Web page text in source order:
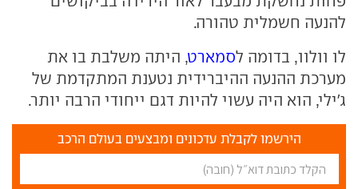
להנעה חשמלית טהורה.
לו וולוו, בדומה לסמארט, היתה משלבת בו את
מערכת ההנעה ההיברידית נטענת המתקדמת של
ג'ילי, הוא היה עשוי להיות דגם ייחודי הרבה יותר.
הירשמו לקבלת עדכונים ומבצעים בעולם הרכב